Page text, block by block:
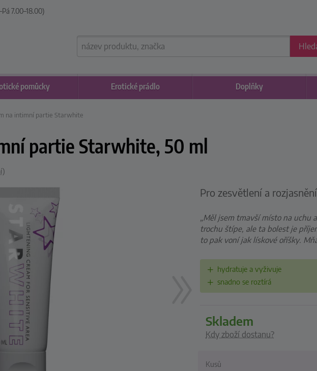
7.00–18.00)
na intimní partie Starwhite
partie Starwhite, 50 ml
Pro zesvětlení a
„Měl jsem tmavší místo na uchu
trochu štípe, ale ta bolest je
to pak voní jak lískové oříšky.
hydratuje a vyživuje
snadno se roztírá
skladem
Kdy zboží dostanu?
Kusů
Doplňky
pomůcky Erotické prádlo